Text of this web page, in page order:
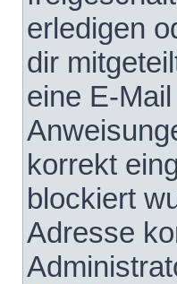
erledigen
dir
eine E-
korrekt
blockiert
Adresse